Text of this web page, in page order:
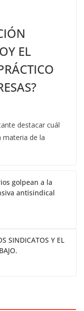
EL
destacar cuál
materia de la
golpean a la
antisindical
SINDICATOS Y EL